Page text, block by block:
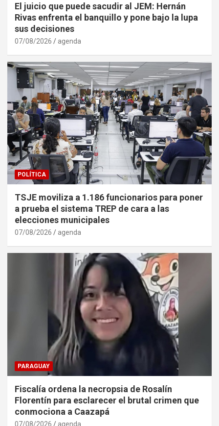
El juicio que puede sacudir al JEM: Hernán
Rivas enfrenta el banquillo y pone bajo la lupa
sus decisiones
07/08/2026 agenda
POLÍTICA
TSJE moviliza a 1.186 funcionarios para poner
a prueba el sistema TREP de cara a las
elecciones municipales
07/08/2026 agenda
PARAGUAY
Fiscalía ordena la necropsia de Rosalín
Florentín para esclarecer el brutal crimen que
conmociona a Caazapá
07/08/2026 agenda